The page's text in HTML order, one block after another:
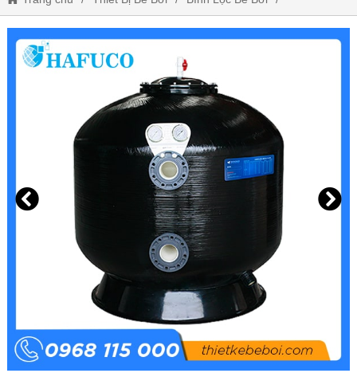
Bình Lọc Cỡ Lớn Series F